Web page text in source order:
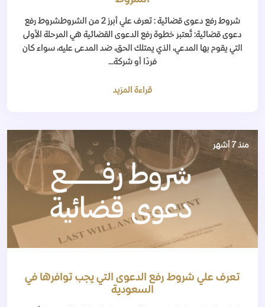
شروط رفع دعوى قضائية : تعرف علي أبرز 2 من الشروطشروط رفع
دعوى قضائية: تُعتبر خطوة رفع الدعوى القضائية هي المرحلة الأولى
التي يقوم بها المدعي، الذي يمتلك الحق، ضد المدعى عليه، سواء كان
فردًا أو شركة...
قراءة المزيد
منذ 7 أشهر
تعرف علي شروط رفع الدعوى التي يجب توافرها في
السعودية